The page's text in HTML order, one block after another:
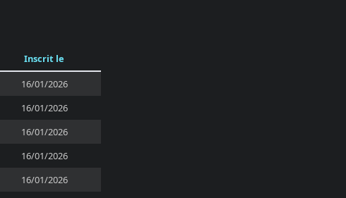
Inscrit le
16/01/2026
16/01/2026
16/01/2026
16/01/2026
16/01/2026